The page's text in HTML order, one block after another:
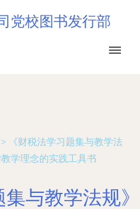
党校图书发行部
>
《财税法学习题集与教学法
学理念的实践工具书
与教学法规》